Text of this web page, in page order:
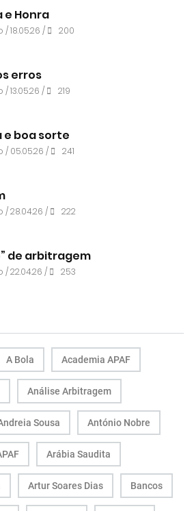
e Honra
/ 18.05.26 / 200
erros
/ 13.05.26 / 219
boa sorte
/ 05.05.26 / 241
/ 28.04.26 / 222
de arbitragem
/ 22.04.26 / 253
A Bola Academia APAF
Análise Arbitragem
Sousa António Nobre
Arábia Saudita
Artur Soares Dias Bancos